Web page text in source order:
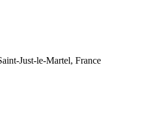
Just-le-Martel, France